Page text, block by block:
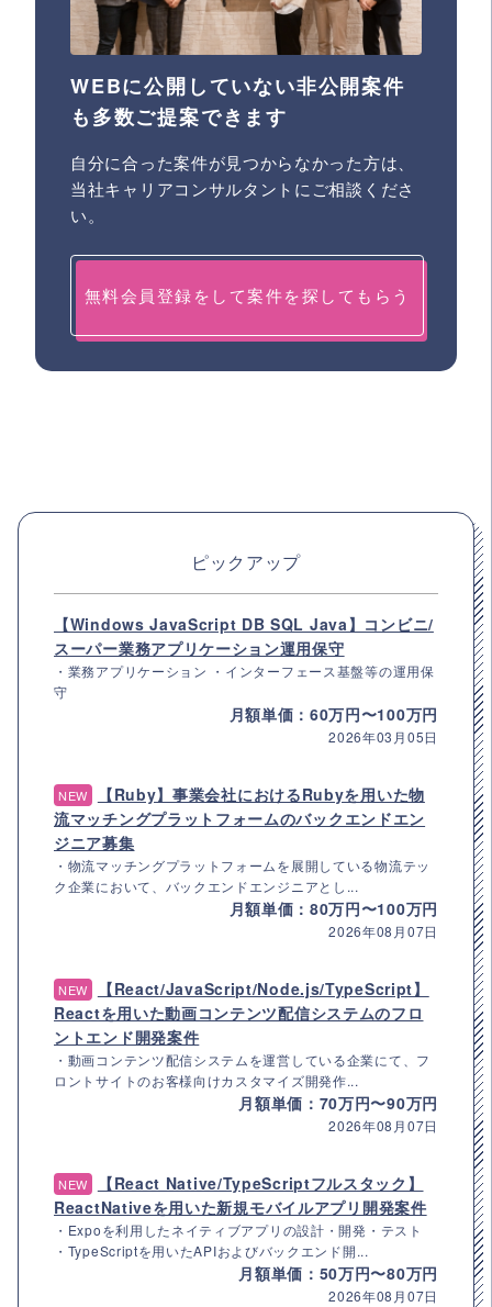
WEBに公開していない非公開案件
も多数ご提案できます
自分に合った案件が見つからなかった方は、
当社キャリアコンサルタントにご相談くださ
い。
無料会員登録をして案件を探してもらう
ピックアップ
【Windows JavaScript DB SQL Java】コンビニ/
スーパー業務アプリケーション運用保守
・業務アプリケーション ・インターフェース基盤等の運用保
守
月額単価：60万円〜100万円
2026年03月05日
NEW
【Ruby】事業会社におけるRubyを用いた物
流マッチングプラットフォームのバックエンドエン
ジニア募集
・物流マッチングプラットフォームを展開している物流テッ
ク企業において、バックエンドエンジニアとし...
月額単価：80万円〜100万円
2026年08月07日
NEW
【React/JavaScript/Node.js/TypeScript】
Reactを用いた動画コンテンツ配信システムのフロ
ントエンド開発案件
・動画コンテンツ配信システムを運営している企業にて、フ
ロントサイトのお客様向けカスタマイズ開発作...
月額単価：70万円〜90万円
2026年08月07日
NEW
【React Native/TypeScriptフルスタック】
ReactNativeを用いた新規モバイルアプリ開発案件
・Expoを利用したネイティブアプリの設計・開発・テスト
・TypeScriptを用いたAPIおよびバックエンド開...
月額単価：50万円〜80万円
2026年08月07日